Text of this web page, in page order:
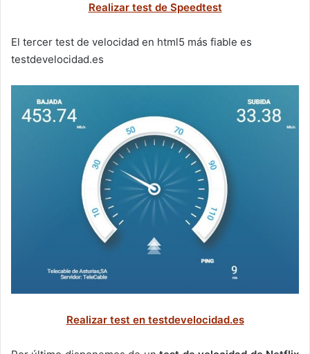
Realizar test de Speedtest
El tercer test de velocidad en html5 más fiable es
testdevelocidad.es
Realizar test en testdevelocidad.es